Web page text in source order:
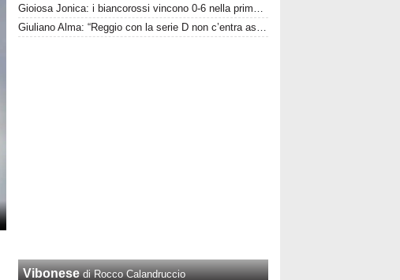
Gioiosa Jonica: i biancorossi vincono 0-6 nella prima amichevole stagionale
Giuliano Alma: “Reggio con la serie D non c’entra assolutamente niente”
Vibonese di Rocco Calandruccio